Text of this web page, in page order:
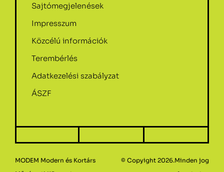
Sajtómegjelenések
Impresszum
Közcélú információk
Terembérlés
Adatkezelési szabályzat
ÁSZF
MODEM Modern és Kortárs
© Copyight 2026.Minden jog